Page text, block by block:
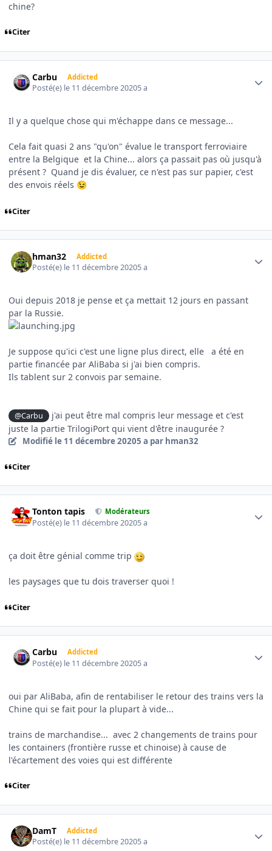
chine?
Citer
Carbu Addicted
Posté(e) le 11 décembre 20205 a
Il y a quelque chose qui m'échappe dans ce message...
Cela fait quasi 2 ans "qu'on" évalue le transport ferroviaire
entre la Belgique et la Chine... alors ça passait pas où jusqu'à
présent ? Quand je dis évaluer, ce n'est pas sur papier, c'est
des envois réels 😉
Citer
hman32 Addicted
Posté(e) le 11 décembre 20205 a
Oui depuis 2018 je pense et ça mettait 12 jours en passant
par la Russie.
Je suppose qu'ici c'est une ligne plus direct, elle a été en
partie financée par AliBaba si j'ai bien compris.
Ils tablent sur 2 convois par semaine.
@Carbu
j'ai peut être mal compris leur message et c'est
juste la partie TrilogiPort qui vient d'être inaugurée ?
Modifié le 11 décembre 20205 a par hman32
Citer
Tonton tapis Modérateurs
Posté(e) le 11 décembre 20205 a
ça doit être génial comme trip
les paysages que tu dois traverser quoi !
Citer
Carbu Addicted
Posté(e) le 11 décembre 20205 a
oui par AliBaba, afin de rentabiliser le retour des trains vers la
Chine qui se fait pour la plupart à vide...
trains de marchandise... avec 2 changements de trains pour
les containers (frontière russe et chinoise) à cause de
l'écartement des voies qui est différente
Citer
DamT Addicted
Posté(e) le 11 décembre 20205 a